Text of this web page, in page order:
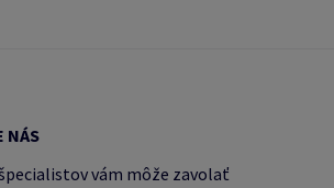
NÁS
vám môže zavolať